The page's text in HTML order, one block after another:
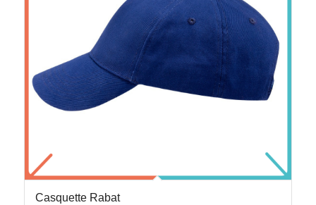
Casquette Rabat